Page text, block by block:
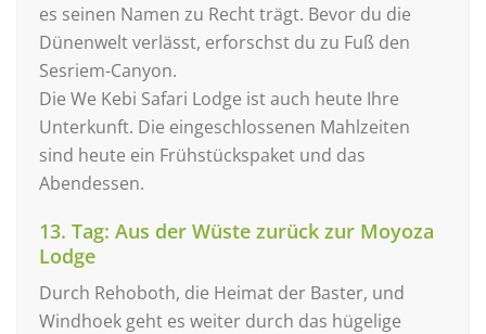
es seinen Namen zu Recht trägt. Bevor du die
Dünenwelt verlässt, erforschst du zu Fuß den
Sesriem-Canyon.
Die We Kebi Safari Lodge ist auch heute Ihre
Unterkunft. Die eingeschlossenen Mahlzeiten
sind heute ein Frühstückspaket und das
Abendessen.
13. Tag: Aus der Wüste zurück zur Moyoza
Lodge
Durch Rehoboth, die Heimat der Baster, und
Windhoek geht es weiter durch das hügelige